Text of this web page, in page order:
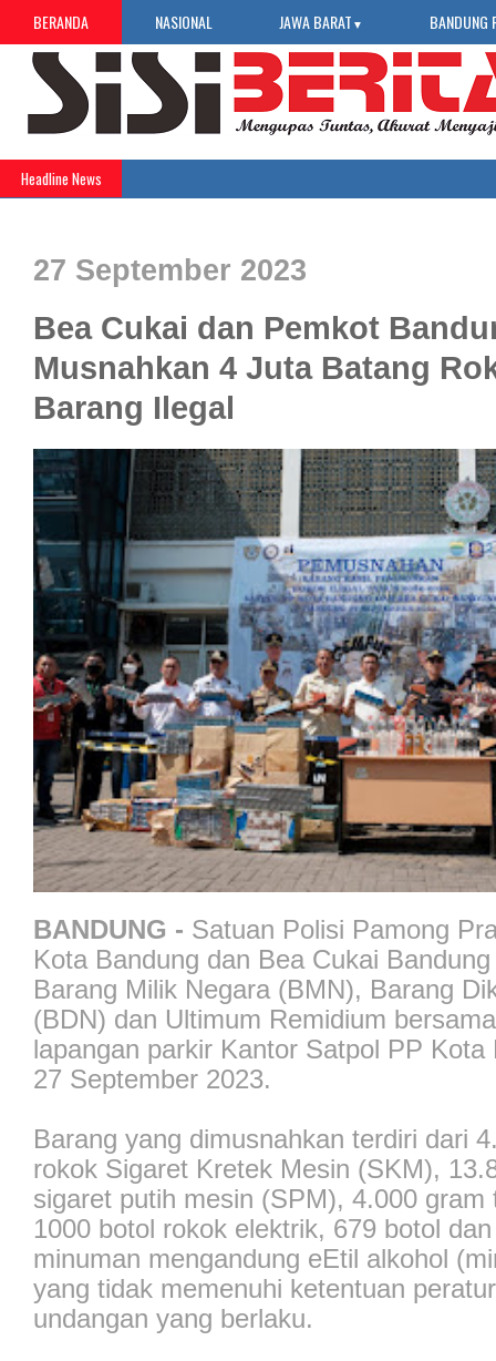
BERANDA NASIONAL JAWA BARAT ▼ BANDUNG
Headline News
27 September 2023
Bea Cukai dan Pemkot
Musnahkan 4 Juta Batang
Barang Ilegal
BANDUNG - Satuan Polisi Pamong
Kota Bandung dan Bea Cukai
Barang Milik Negara (BMN), Barang
(BDN) dan Ultimum Remidium
lapangan parkir Kantor Satpol PP Kota
27 September 2023.
Barang yang dimusnahkan terdiri dari
rokok Sigaret Kretek Mesin (SKM),
sigaret putih mesin (SPM), 4.000 gram
1000 botol rokok elektrik, 679 botol
minuman mengandung eEtil alkohol
yang tidak memenuhi ketentuan
undangan yang berlaku.